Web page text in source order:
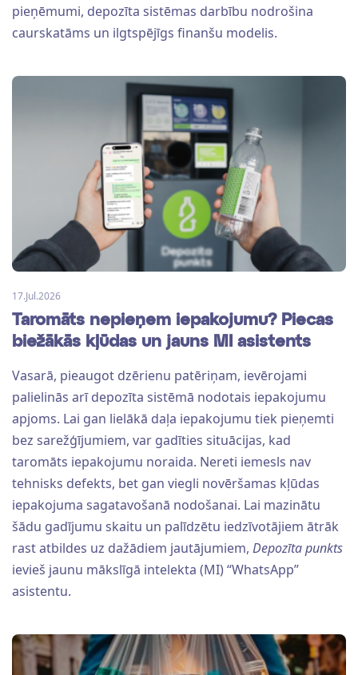
pieņēmumi, depozīta sistēmas darbību nodrošina
caurskatāms un ilgtspējīgs finanšu modelis.
17.Jul.2026
Taromāts nepieņem iepakojumu? Piecas
biežākās kļūdas un jauns MI asistents
Vasarā, pieaugot dzērienu patēriņam, ievērojami
palielinās arī depozīta sistēmā nodotais iepakojumu
apjoms. Lai gan lielākā daļa iepakojumu tiek pieņemti
bez sarežģījumiem, var gadīties situācijas, kad
taromāts iepakojumu noraida. Nereti iemesls nav
tehnisks defekts, bet gan viegli novēršamas kļūdas
iepakojuma sagatavošanā nodošanai. Lai mazinātu
šādu gadījumu skaitu un palīdzētu iedzīvotājiem ātrāk
rast atbildes uz dažādiem jautājumiem, Depozīta punkts
ievieš jaunu mākslīgā intelekta (MI) “WhatsApp”
asistentu.